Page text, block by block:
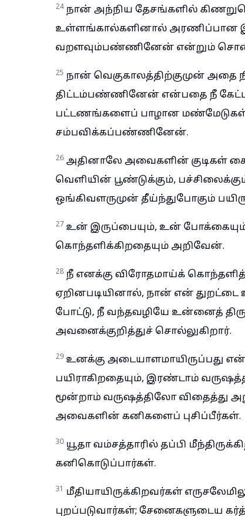
24 நான் அந்நிய தேசங்களில்
உள்ளங்கால்களினால் அரணிப்பான
வறளவும்பண்ணினேன் என்றும்
25 நான் வெகுகாலத்திற்குமுன் அதை
திட்டம்பண்ணினேன் என்பதை நீ
பட்டணங்களைப் பாழான மண்மேடுகள்
சம்பவிக்கப்பண்ணினேன்.
26 அதினாலே அவைகளின் குடிகள்
வெளியின் பூண்டுக்கும்,
ஒங்கிவளருமுன் தீய்ந்துபோகும்
27 உன் இருப்பையும், உன்
கொந்தளிக்கிறதையும் அறிவேன்.
28 நீ எனக்கு விரோதமாய்க்
ஏறினபடியினால், நான் என்
போட்டு, நீ வந்தவழியே உன்னைத்
அவனைக்குறித்துச் சொல்லுகிறார்.
29 உனக்கு அடையாளமாயிருப்பது
பயிராகிறதையும், இரண்டாம்
மூன்றாம் வருஷத்திலோ விதைத்து
அவைகளின் கனிகளைப் புசிப்பீர்கள்.
30 யூதா வம்சத்தாரில் தப்பி
கனிகொடுப்பார்கள்.
31 மீதியாயிருக்கிறவர்கள்
புறப்படுவார்கள்; சேனைகளுடைய